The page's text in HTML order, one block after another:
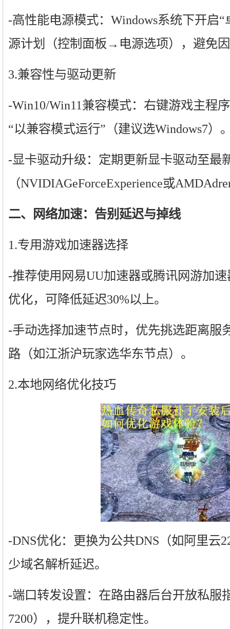
-高性能电源模式：Windows系统下开启“
源计划（控制面板→电源选项），避免
3.兼容性与驱动更新
-Win10/Win11兼容模式：右键游戏主
“以兼容模式运行”（建议选Windows7）
-显卡驱动升级：定期更新显卡驱动至最
（NVIDIAGeForceExperience或
二、网络加速：告别延迟与掉线
1.专用游戏加速器选择
-推荐使用网易UU加速器或腾讯网游加
优化，可降低延迟30%以上。
-手动选择加速节点时，优先挑选距离服
路（如江浙沪玩家选华东节点）。
2.本地网络优化技巧
-DNS优化：更换为公共DNS（如阿里云
少域名解析延迟。
-端口转发设置：在路由器后台开放私服
7200），提升联机稳定性。